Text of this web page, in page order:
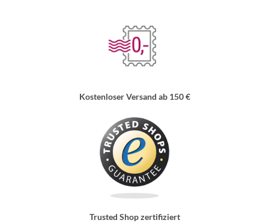
Kostenloser Versand ab 150 €
Trusted Shop zertifiziert